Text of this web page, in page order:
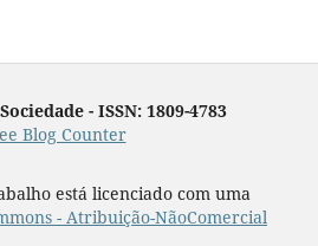
- ISSN: 1809-4783
Blog Counter
está licenciado com uma
- Atribuição-NãoComercial